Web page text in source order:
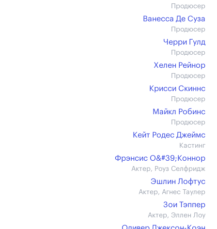
Продюсер
Ванесса Де Суза
Продюсер
Черри Гулд
Продюсер
Хелен Рейнор
Продюсер
Крисси Скиннс
Продюсер
Майкл Робинс
Продюсер
Кейт Родес Джеймс
Кастинг
Фрэнсис О&#39;Коннор
Актер, Роуз Селфридж
Эшлин Лофтус
Актер, Агнес Таулер
Зои Тэппер
Актер, Эллен Лоу